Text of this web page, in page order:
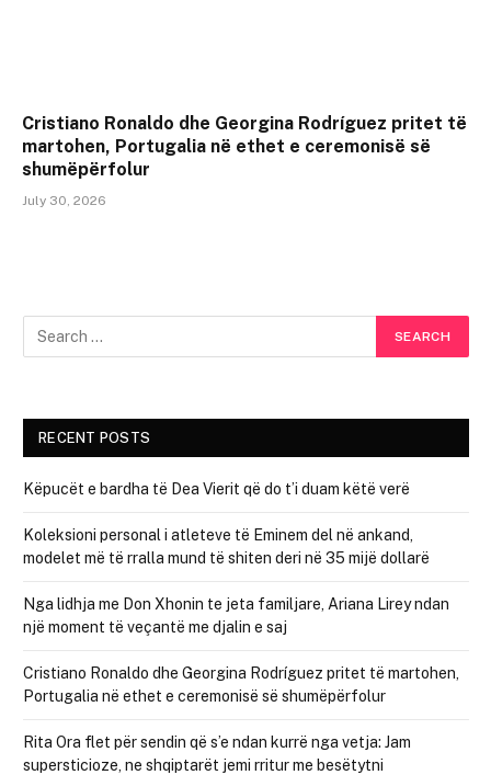
Cristiano Ronaldo dhe Georgina Rodríguez pritet të
martohen, Portugalia në ethet e ceremonisë së
shumëpërfolur
July 30, 2026
RECENT POSTS
Këpucët e bardha të Dea Vierit që do t’i duam këtë verë
Koleksioni personal i atleteve të Eminem del në ankand,
modelet më të rralla mund të shiten deri në 35 mijë dollarë
Nga lidhja me Don Xhonin te jeta familjare, Ariana Lirey ndan
një moment të veçantë me djalin e saj
Cristiano Ronaldo dhe Georgina Rodríguez pritet të martohen,
Portugalia në ethet e ceremonisë së shumëpërfolur
Rita Ora flet për sendin që s’e ndan kurrë nga vetja: Jam
supersticioze, ne shqiptarët jemi rritur me besëtytni